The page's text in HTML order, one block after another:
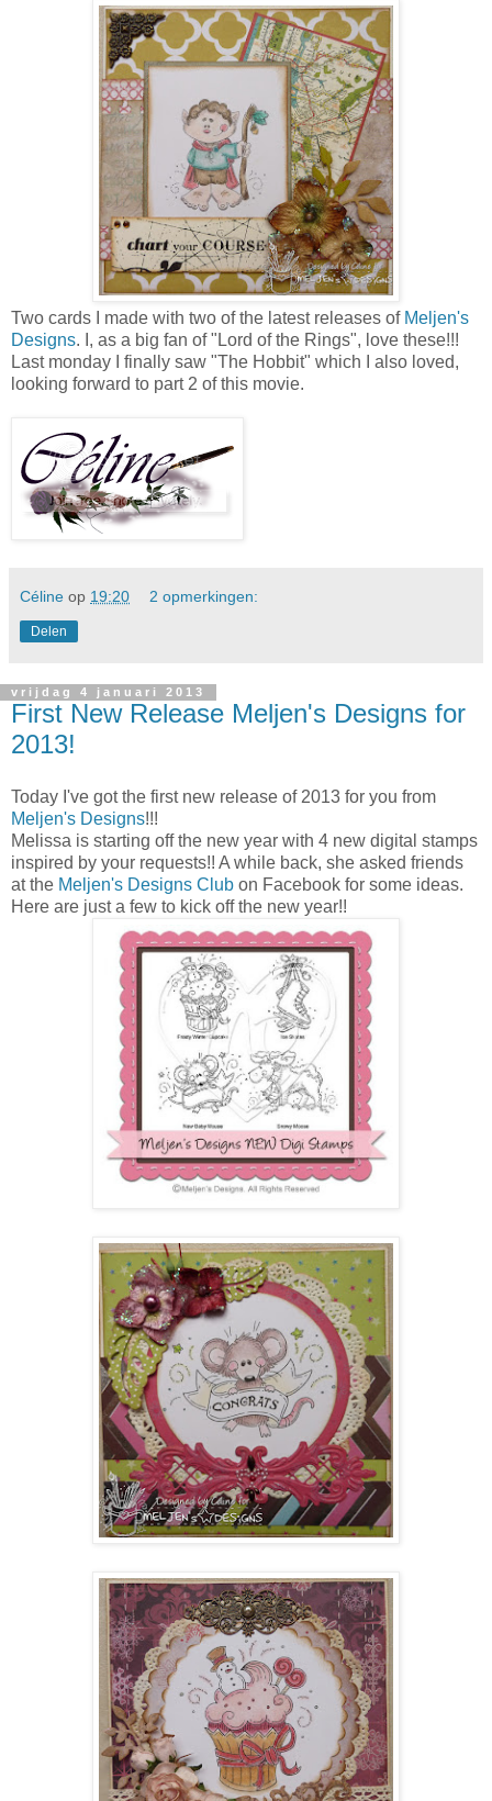
Two cards I made with two of the latest releases of Meljen's
Designs. I, as a big fan of "Lord of the Rings", love these!!!
Last monday I finally saw "The Hobbit" which I also loved,
looking forward to part 2 of this movie.
Céline op 19:20 2 opmerkingen:
Delen
vrijdag 4 januari 2013
First New Release Meljen's Designs for
2013!
Today I've got the first new release of 2013 for you from
Meljen's Designs!!!
Melissa is starting off the new year with 4 new digital stamps
inspired by your requests!! A while back, she asked friends
at the Meljen's Designs Club on Facebook for some ideas.
Here are just a few to kick off the new year!!